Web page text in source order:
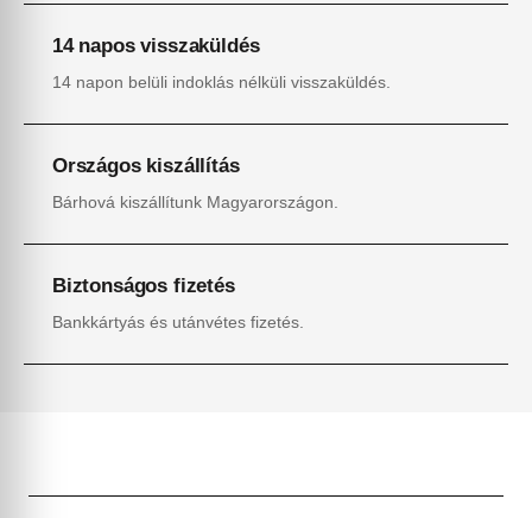
14 napos visszaküldés
14 napon belüli indoklás nélküli visszaküldés.
Országos kiszállítás
Bárhová kiszállítunk Magyarországon.
Biztonságos fizetés
Bankkártyás és utánvétes fizetés.